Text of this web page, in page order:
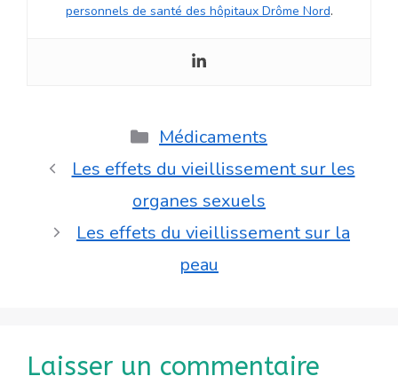
personnels de santé des hôpitaux Drôme Nord.
Catégories
Médicaments
Les effets du vieillissement sur les
organes sexuels
Les effets du vieillissement sur la
peau
Laisser un commentaire